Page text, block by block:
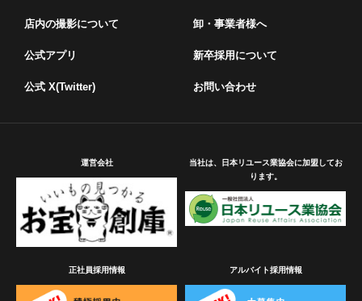
店内の撮影について
公式アプリ
公式 X(Twitter)
卸・事業者様へ
新卒採用について
お問い合わせ
運営会社
当社は、日本リユース業協会に加盟してお
ります。
正社員採用情報 アルバイト採用情報